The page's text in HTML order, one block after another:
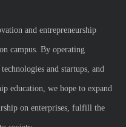
and entrepreneurship
campus. By operating
and startups, and
education, we hope to expand
on enterprises, fulfill the